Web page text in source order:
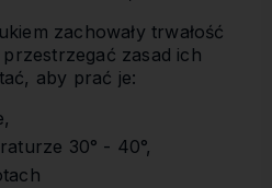
zachowały trwałość
przestrzegać zasad ich
aby prać je:
30° - 40°,